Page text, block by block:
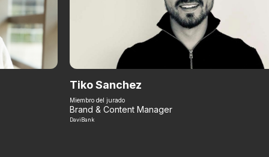
Tiko Sanchez
Miembro del jurado
Brand & Content Manager
DaviBank